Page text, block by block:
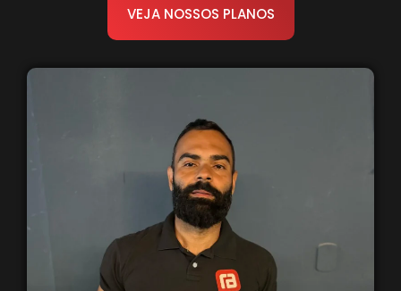
VEJA NOSSOS PLANOS